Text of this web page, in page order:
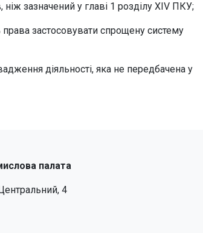
зазначений у главі 1 розділу XIV ПКУ;
права застосовувати спрощену систему
діяльності, яка не передбачена у
палата
4